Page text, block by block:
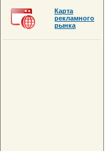
Карта
рекламного
рынка